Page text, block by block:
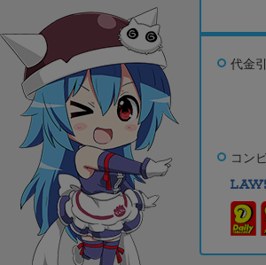
代金
コン